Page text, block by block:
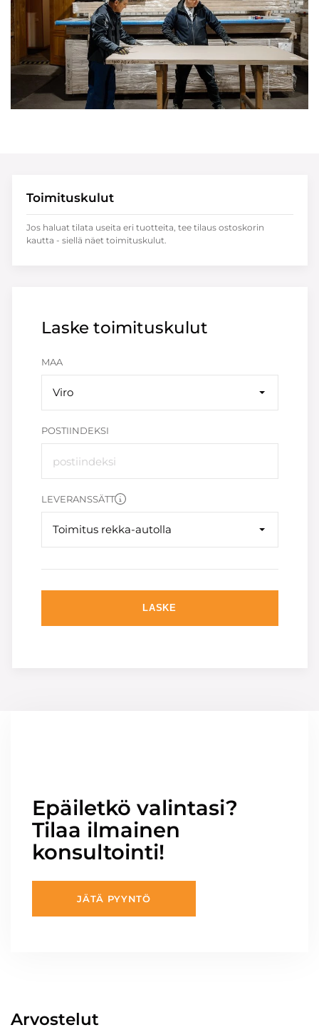
Laske toimituskulut
MAA
Viro
POSTIINDEKSI
LEVERANSSÄTT
Toimitus rekka-autolla
LASKE
Toimituskulut
Jos haluat tilata useita eri tuotteita, tee tilaus ostoskorin
kautta - siellä näet toimituskulut.
Epäiletkö valintasi?
Tilaa ilmainen
konsultointi!
JÄTÄ PYYNTÖ
Arvostelut